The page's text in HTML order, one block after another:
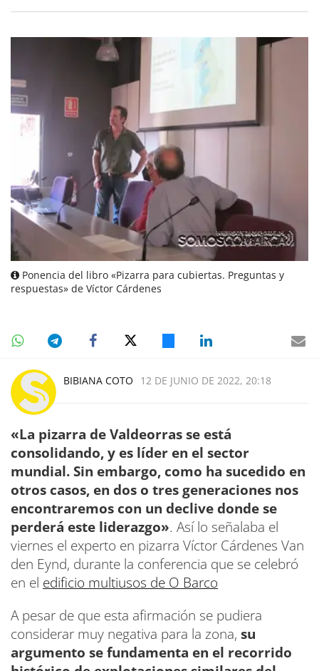
Ponencia del libro «Pizarra para cubiertas. Preguntas y
respuestas» de Víctor Cárdenes
BIBIANA COTO 12 DE JUNIO DE 2022, 20:18
«La pizarra de Valdeorras se está
consolidando, y es líder en el sector
mundial. Sin embargo, como ha sucedido en
otros casos, en dos o tres generaciones nos
encontraremos con un declive donde se
perderá este liderazgo». Así lo señalaba el
viernes el experto en pizarra Víctor Cárdenes Van
den Eynd, durante la conferencia que se celebró
en el edificio multiusos de O Barco
A pesar de que esta afirmación se pudiera
considerar muy negativa para la zona, su
argumento se fundamenta en el recorrido